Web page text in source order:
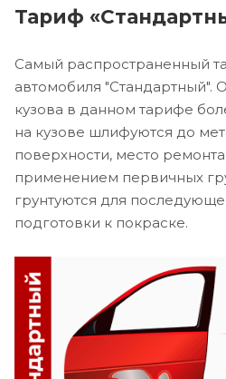
Тариф
Самый распространенный
автомобиля "Стандартный".
кузова в данном тарифе
на кузове шлифуются до
поверхности, место
применением первичных
грунтуются для
подготовки к покраске.